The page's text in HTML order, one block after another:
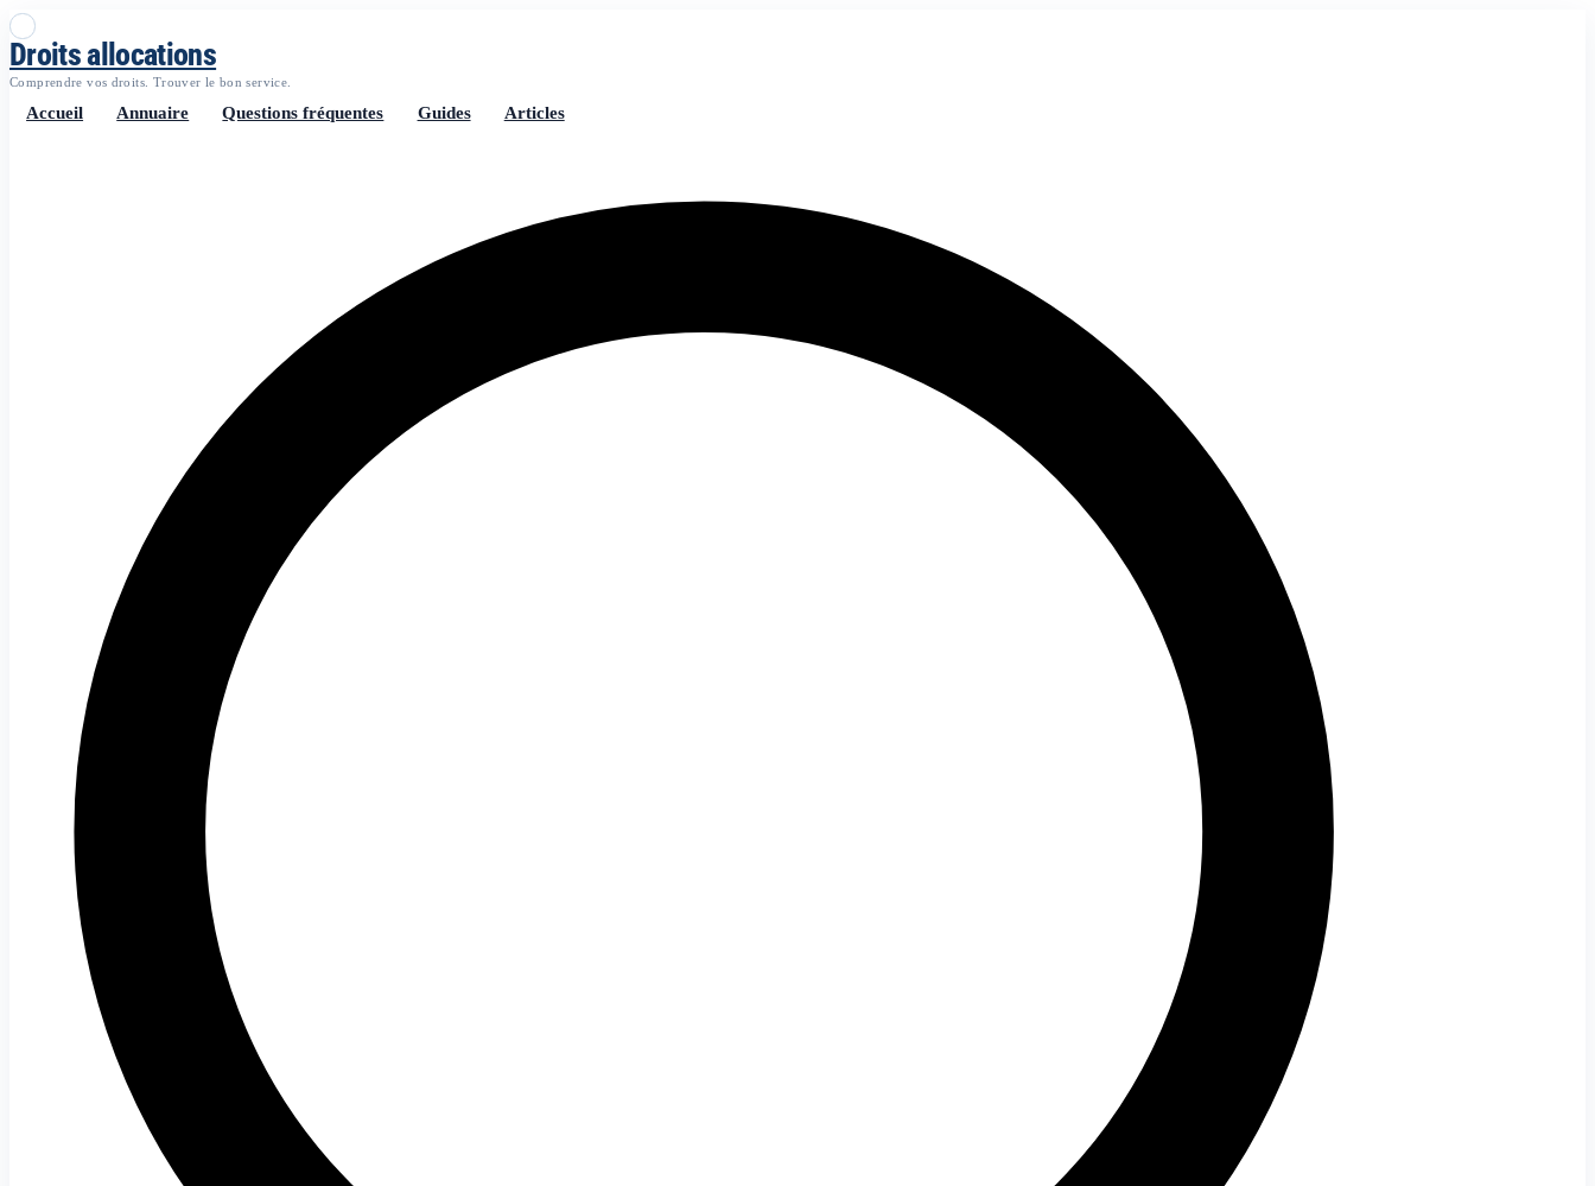
Droits allocations
Comprendre vos droits. Trouver le bon service.
Accueil Annuaire Questions fréquentes Guides Articles